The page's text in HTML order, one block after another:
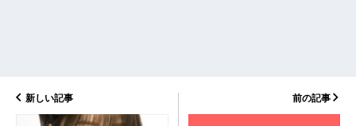
新しい記事 前の記事